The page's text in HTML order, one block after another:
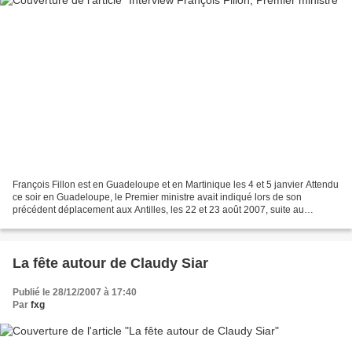
François Fillon est en Guadeloupe et en Martinique les 4 et 5 janvier Attendu
ce soir en Guadeloupe, le Premier ministre avait indiqué lors de son
précédent déplacement aux Antilles, les 22 et 23 août 2007, suite au
La fête autour de Claudy Siar
Publié le 28/12/2007 à 17:40
Par fxg